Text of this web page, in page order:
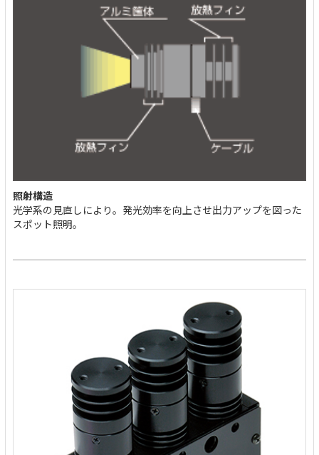
照射構造
光学系の見直しにより。発光効率を向上させ出力アップを図った
スポット照明。